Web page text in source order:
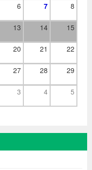
6 7 8
13 14 15
20 21 22
27 28 29
3 4 5